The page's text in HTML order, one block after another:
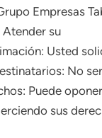
Empresas
Atender su
Usted
No
Puede
sus